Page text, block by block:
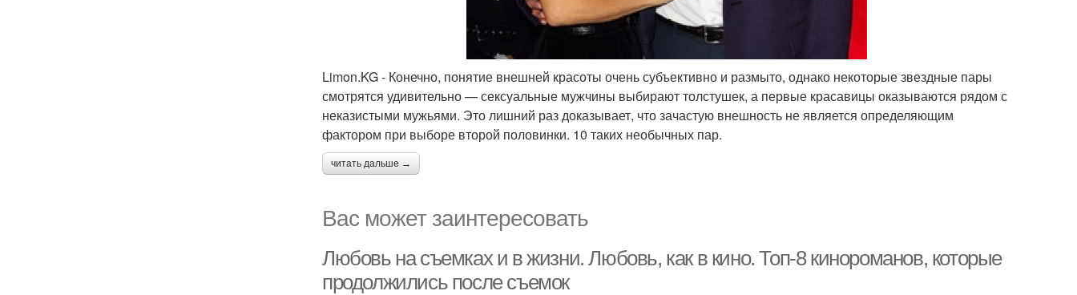
Limon.KG - Конечно, понятие внешней красоты очень субъективно и размыто, однако некоторые звездные пары
смотрятся удивительно — сексуальные мужчины выбирают толстушек, а первые красавицы оказываются рядом с
неказистыми мужьями. Это лишний раз доказывает, что зачастую внешность не является определяющим
фактором при выборе второй половинки. 10 таких необычных пар.
читать дальше →
Вас может заинтересовать
Любовь на съемках и в жизни. Любовь, как в кино. Топ-8 кинороманов, которые
продолжились после съемок